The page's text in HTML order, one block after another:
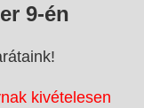
9-én
kivételesen